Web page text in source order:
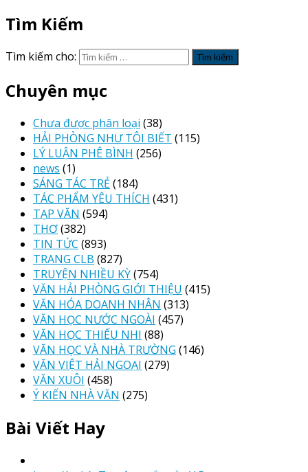
Tìm Kiếm
Tìm kiếm cho:
Chuyên mục
Chưa được phân loại (38)
HẢI PHÒNG NHƯ TÔI BIẾT (115)
LÝ LUẬN PHÊ BÌNH (256)
news (1)
SÁNG TÁC TRẺ (184)
TÁC PHẨM YÊU THÍCH (431)
TẠP VĂN (594)
THƠ(382)
TIN TỨC (893)
TRANG CLB (827)
TRUYỆN NHIỀU KỲ(754)
VĂN HẢI PHÒNG GIỚI THIỆU (415)
VĂN HÓA DOANH NHÂN (313)
VĂN HỌC NƯỚC NGOÀI (457)
VĂN HỌC THIẾU NHI (88)
VĂN HỌC VÀ NHÀ TRƯỜNG (146)
VĂN VIỆT HẢI NGOẠI (279)
VĂN XUÔI (458)
Ý KIẾN NHÀ VĂN (275)
Bài Viết Hay